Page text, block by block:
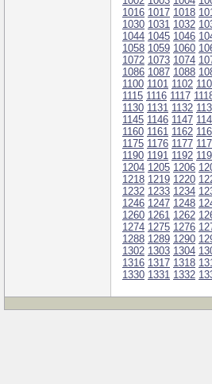
1016 1017 1018
1030 1031 1032
1044 1045 1046
1058 1059 1060
1072 1073 1074
1086 1087 1088
1100 1101 1102
1115 1116 1117
1130 1131 1132
1145 1146 1147
1160 1161 1162
1175 1176 1177
1190 1191 1192
1204 1205 1206
1218 1219 1220
1232 1233 1234
1246 1247 1248
1260 1261 1262
1274 1275 1276
1288 1289 1290
1302 1303 1304
1316 1317 1318
1330 1331 1332